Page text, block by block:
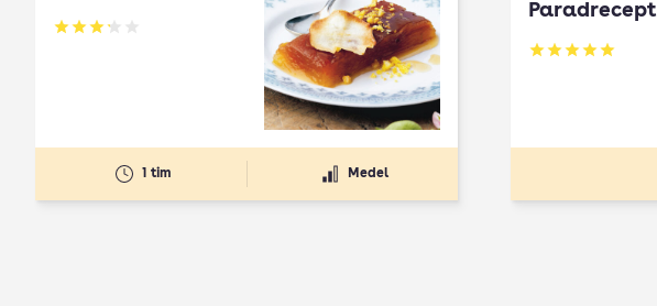
Betyg: 3.17 av 5
1 tim Medel
Paradrecept
Betyg: 5 av 5